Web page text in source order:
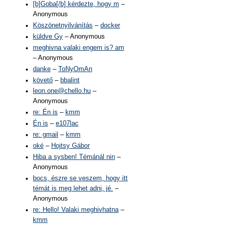
[b]Goba[/b] kérdezte, hogy m –
Anonymous
Köszönetnyilvánítás – docker
küldve Gy– Anonymous
meghivna valaki engem is? am
– Anonymous
danke– ToNyOmAn
követő– bbalint
leon.one@chello.hu–
Anonymous
re: Én is – kmm
Én is – e107lac
re: gmail – kmm
oké– Hojtsy Gábor
Hiba a sysben! Témánál nin–
Anonymous
bocs, észre se veszem, hogy itt
témát is meg lehet adni, jé. –
Anonymous
re: Hello! Valaki meghivhatna–
kmm